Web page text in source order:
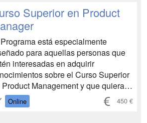
stock, fabricación discreta,
gestión de la demanda
Superior en Product
está especialmente
para aquellas personas que
interesadas en adquirir
sobre el Curso Superior
Management y que quieran
un recorrido ascendente en
área, con una especial elevación y
Online 450 €